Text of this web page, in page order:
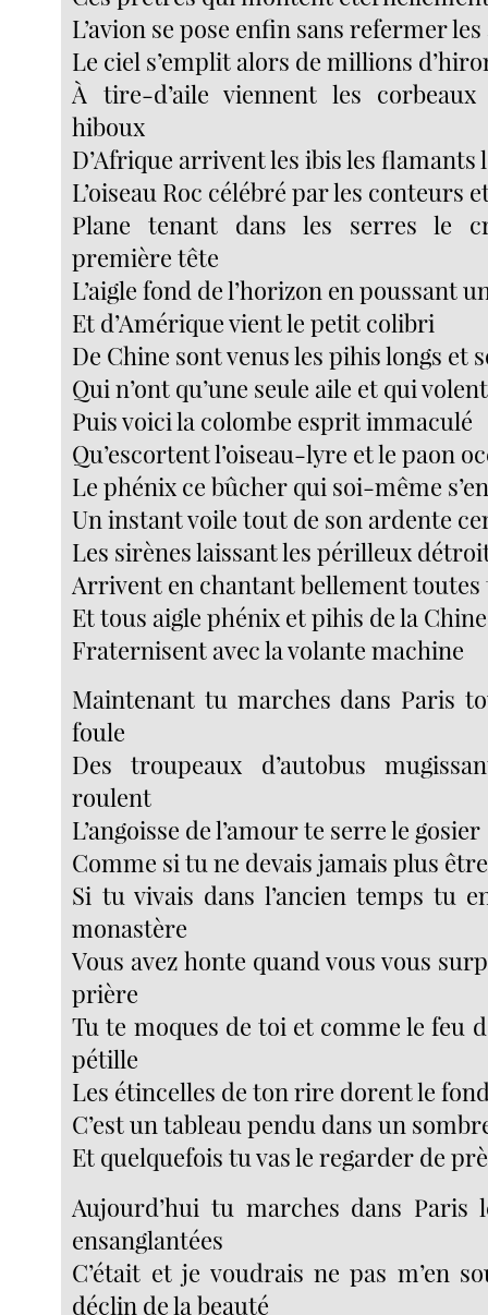
L’avion se pose enfin sans refermer
Le ciel s’emplit alors de millions
À tire-d’aile viennent les
hiboux
D’Afrique arrivent les ibis les flamants
L’oiseau Roc célébré par les conteurs
Plane tenant dans les serres le
première tête
L’aigle fond de l’horizon en poussant
Et d’Amérique vient le petit colibri
De Chine sont venus les pihis longs et
Qui n’ont qu’une seule aile et qui
Puis voici la colombe esprit immaculé
Qu’escortent l’oiseau-lyre et le paon
Le phénix ce bûcher qui soi-même
Un instant voile tout de son ardente
Les sirènes laissant les périlleux
Arrivent en chantant bellement
Et tous aigle phénix et pihis de la Chine
Fraternisent avec la volante machine
Maintenant tu marches dans Paris
foule
Des troupeaux d’autobus
roulent
L’angoisse de l’amour te serre le gosier
Comme si tu ne devais jamais plus
Si tu vivais dans l’ancien temps tu
monastère
Vous avez honte quand vous vous
prière
Tu te moques de toi et comme le feu
pétille
Les étincelles de ton rire dorent le
C’est un tableau pendu dans un
Et quelquefois tu vas le regarder de
Aujourd’hui tu marches dans Paris
ensanglantées
C’était et je voudrais ne pas m’en
déclin de la beauté